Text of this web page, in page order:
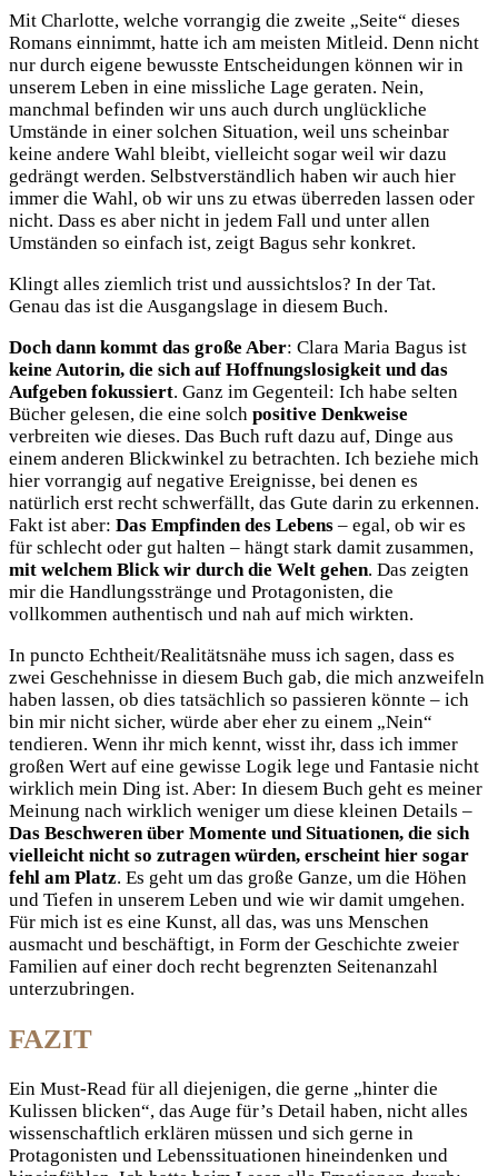
Mit Charlotte, welche vorrangig die zweite „Seite“ dieses
Romans einnimmt, hatte ich am meisten Mitleid. Denn nicht
nur durch eigene bewusste Entscheidungen können wir in
unserem Leben in eine missliche Lage geraten. Nein,
manchmal befinden wir uns auch durch unglückliche
Umstände in einer solchen Situation, weil uns scheinbar
keine andere Wahl bleibt, vielleicht sogar weil wir dazu
gedrängt werden. Selbstverständlich haben wir auch hier
immer die Wahl, ob wir uns zu etwas überreden lassen oder
nicht. Dass es aber nicht in jedem Fall und unter allen
Umständen so einfach ist, zeigt Bagus sehr konkret.
Klingt alles ziemlich trist und aussichtslos? In der Tat.
Genau das ist die Ausgangslage in diesem Buch.
Doch dann kommt das große Aber: Clara Maria Bagus ist
keine Autorin, die sich auf Hoffnungslosigkeit und das
Aufgeben fokussiert. Ganz im Gegenteil: Ich habe selten
Bücher gelesen, die eine solch positive Denkweise
verbreiten wie dieses. Das Buch ruft dazu auf, Dinge aus
einem anderen Blickwinkel zu betrachten. Ich beziehe mich
hier vorrangig auf negative Ereignisse, bei denen es
natürlich erst recht schwerfällt, das Gute darin zu erkennen.
Fakt ist aber: Das Empfinden des Lebens – egal, ob wir es
für schlecht oder gut halten – hängt stark damit zusammen,
mit welchem Blick wir durch die Welt gehen. Das zeigten
mir die Handlungsstränge und Protagonisten, die
vollkommen authentisch und nah auf mich wirkten.
In puncto Echtheit/Realitätsnähe muss ich sagen, dass es
zwei Geschehnisse in diesem Buch gab, die mich anzweifeln
haben lassen, ob dies tatsächlich so passieren könnte – ich
bin mir nicht sicher, würde aber eher zu einem „Nein“
tendieren. Wenn ihr mich kennt, wisst ihr, dass ich immer
großen Wert auf eine gewisse Logik lege und Fantasie nicht
wirklich mein Ding ist. Aber: In diesem Buch geht es meiner
Meinung nach wirklich weniger um diese kleinen Details –
Das Beschweren über Momente und Situationen, die sich
vielleicht nicht so zutragen würden, erscheint hier sogar
fehl am Platz. Es geht um das große Ganze, um die Höhen
und Tiefen in unserem Leben und wie wir damit umgehen.
Für mich ist es eine Kunst, all das, was uns Menschen
ausmacht und beschäftigt, in Form der Geschichte zweier
Familien auf einer doch recht begrenzten Seitenanzahl
unterzubringen.
FAZIT
Ein Must-Read für all diejenigen, die gerne „hinter die
Kulissen blicken“, das Auge für’s Detail haben, nicht alles
wissenschaftlich erklären müssen und sich gerne in
Protagonisten und Lebenssituationen hineindenken und